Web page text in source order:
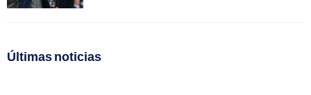
Últimas noticias